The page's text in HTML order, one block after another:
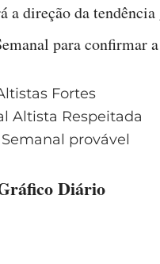
a direção da
para confirmar
Fortes
Altista Respeitada
provável
Diário